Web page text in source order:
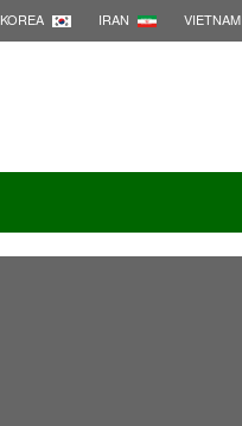
VIETNAM
IRAN
KOREA